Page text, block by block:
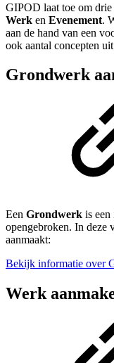
GIPOD laat toe om drie
Werk en Evenement.
aan de hand van een
ook aantal concepten
Grondwerk
Een Grondwerk is
opengebroken. In deze
aanmaakt:
Bekijk informatie over
Werk